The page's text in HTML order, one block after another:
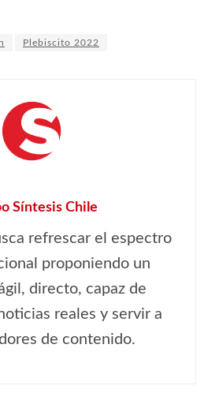
Plebiscito 2022
Síntesis Chile
refrescar el espectro
proponiendo un
directo, capaz de
reales y servir a
de contenido.